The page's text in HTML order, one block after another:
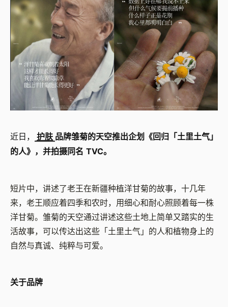
近日， 护肤 品牌雏菊的天空推出企划《回归「土里土气」
的人》，并拍摄同名 TVC。
短片中，讲述了老王在新疆种植洋甘菊的故事，十几年
来，老王顺应着四季和农时，用细心和耐心照顾着每一株
洋甘菊。雏菊的天空通过讲述这些土地上简单又踏实的生
活故事，可以传达出这些「土里土气」的人和植物身上的
自然与真诚、纯粹与可爱。
关于品牌